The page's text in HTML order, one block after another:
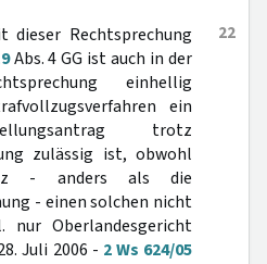
22
Rechtsprechung
Abs. 4 GG ist auch in der
einhellig
ein
trotz
zulässig ist, obwohl
- anders als die
- einen solchen nicht
nur Oberlandesgericht
Juli 2006 - 2 Ws 624/05